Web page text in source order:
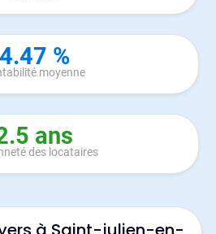
4.47 %
moyenne
ans
des locataires